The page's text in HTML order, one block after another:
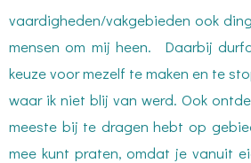
vaardigheden/vakgebieden ook
mensen om mij heen. Daarbij
keuze voor mezelf te maken en te
waar ik niet blij van werd. Ook
meeste bij te dragen hebt op
mee kunt praten, omdat je vanuit